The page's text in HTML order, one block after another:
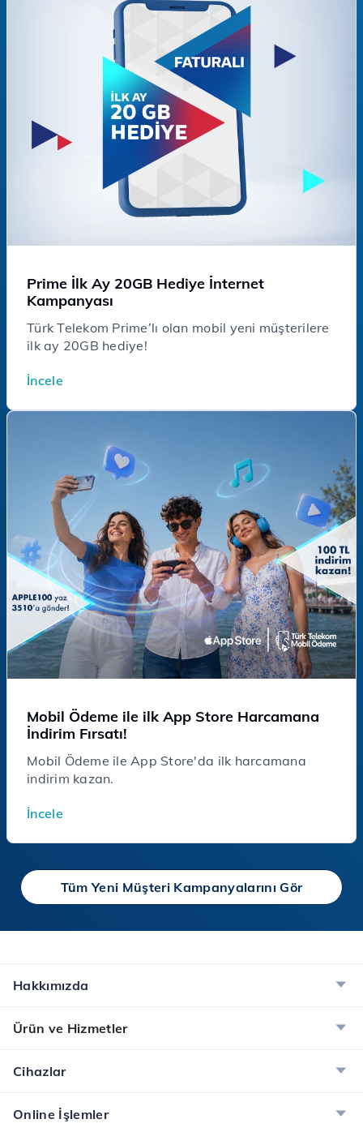
Prime İlk Ay 20GB Hediye İnternet
Kampanyası
Türk Telekom Prime’lı olan mobil yeni müşterilere
ilk ay 20GB hediye!
İncele
Mobil Ödeme ile ilk App Store Harcamana
İndirim Fırsatı!
Mobil Ödeme ile App Store'da ilk harcamana
indirim kazan.
İncele
Tüm Yeni Müşteri Kampanyalarını Gör
Hakkımızda
Ürün ve Hizmetler
Cihazlar
Online İşlemler